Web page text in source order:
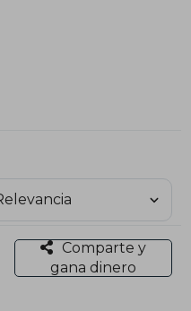
Comparte y
gana dinero